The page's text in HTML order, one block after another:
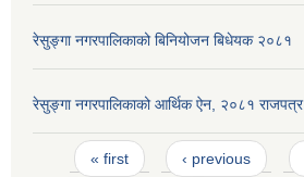
रेसुङ्गा नगरपालिकाको बिनियोजन बिधेयक २०८१
रेसुङ्गा नगरपालिकाको आर्थिक ऐन, २०८१ राजपत्र
Pages
« first ‹ previous